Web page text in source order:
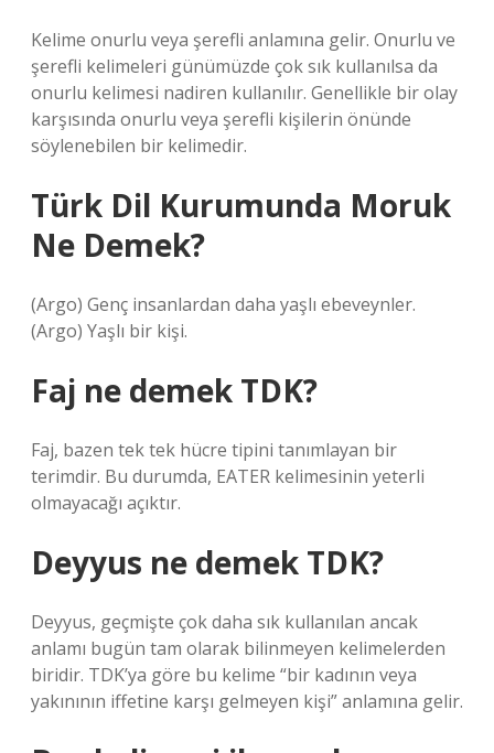
Kelime onurlu veya şerefli anlamına gelir. Onurlu ve
şerefli kelimeleri günümüzde çok sık kullanılsa da
onurlu kelimesi nadiren kullanılır. Genellikle bir olay
karşısında onurlu veya şerefli kişilerin önünde
söylenebilen bir kelimedir.
Türk Dil Kurumunda Moruk
Ne Demek?
(Argo) Genç insanlardan daha yaşlı ebeveynler.
(Argo) Yaşlı bir kişi.
Faj ne demek TDK?
Faj, bazen tek tek hücre tipini tanımlayan bir
terimdir. Bu durumda, EATER kelimesinin yeterli
olmayacağı açıktır.
Deyyus ne demek TDK?
Deyyus, geçmişte çok daha sık kullanılan ancak
anlamı bugün tam olarak bilinmeyen kelimelerden
biridir. TDK’ya göre bu kelime “bir kadının veya
yakınının iffetine karşı gelmeyen kişi” anlamına gelir.